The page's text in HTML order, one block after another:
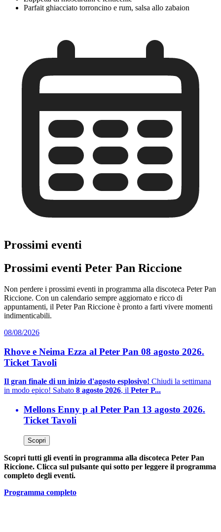
Parfait ghiacciato torroncino e rum, salsa allo zabaion
Prossimi eventi
Prossimi eventi Peter Pan Riccione
Non perdere i prossimi eventi in programma alla discoteca Peter Pan
Riccione. Con un calendario sempre aggiornato e ricco di
appuntamenti, il Peter Pan Riccione è pronto a farti vivere momenti
indimenticabili.
08/08/2026
Rhove e Neima Ezza al Peter Pan 08 agosto 2026.
Ticket Tavoli
Il gran finale di un inizio d'agosto esplosivo! Chiudi la settimana
in modo epico! Sabato 8 agosto 2026, il Peter P...
Mellons Enny p al Peter Pan 13 agosto 2026.
Ticket Tavoli
Scopri
Scopri tutti gli eventi in programma alla discoteca Peter Pan
Riccione. Clicca sul pulsante qui sotto per leggere il programma
completo degli eventi.
Programma completo